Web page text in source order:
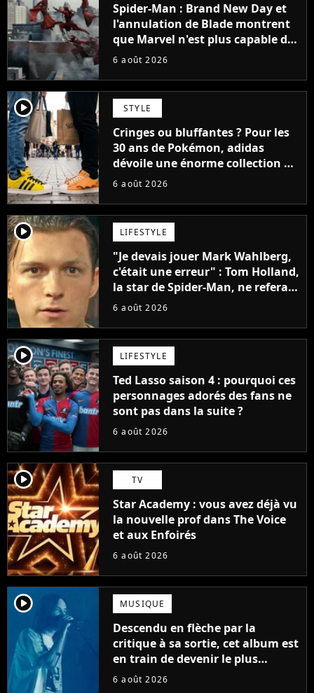
Spider-Man : Brand New Day et
l'annulation de Blade montrent
que Marvel n'est plus capable de
faire quoi que ce soit de simple
6 août 2026
player2 STYLE
Cringes ou bluffantes ? Pour les
30 ans de Pokémon, adidas
dévoile une énorme collection de
sneakers et je ne sais pas quoi en
6 août 2026
player2 LIFESTYLE
"Je devais jouer Mark Wahlberg,
c'était une erreur" : Tom Holland,
la star de Spider-Man, ne referait
pas ce blockbuster
6 août 2026
player2 LIFESTYLE
Ted Lasso saison 4 : pourquoi ces
personnages adorés des fans ne
sont pas dans la suite ?
6 août 2026
player2 TV
Star Academy : vous avez déjà vu
la nouvelle prof dans The Voice
et aux Enfoirés
6 août 2026
player2 MUSIQUE
Descendu en flèche par la
critique à sa sortie, cet album est
en train de devenir le plus
populaire de son auteur
6 août 2026